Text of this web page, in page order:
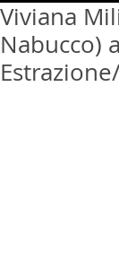
Viviana
Nabucco)